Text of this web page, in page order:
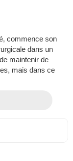
commence son
dans un
maintenir de
mais dans ce